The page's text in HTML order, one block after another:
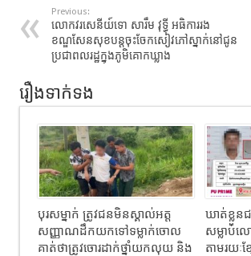
Previous:
លោកវរសេនីយ៍ទោ សារឹម វុទ្ធី អធិការរង
ខណ្ឌសែនសុខបន្តចុះចែកសៀវភៅស្នាក់នៅជូន
ប្រជាពលរដ្ឋក្នុងភូមិគោកឃ្លាង
រឿងទាក់ទង
បុរសម្នាក់ ត្រូវជនមិនស្គាល់អត្ត
សញ្ញាណដឹកយកទៅទម្លាក់ចោល
គាត់ថាត្រូវចោរដាក់ថ្នាំយកលុយ និង
ឃាត់ខ្លួន
សម្លាប់ល
តាមរយៈខ្